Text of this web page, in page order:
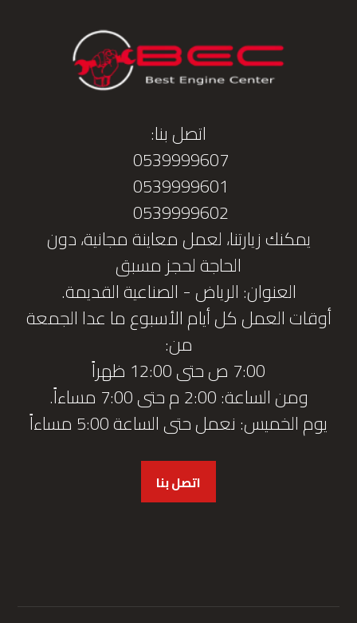
اتصل بنا:
0539999607
0539999601
0539999602
يمكنك زيارتنا، لعمل معاينة مجانية، دون
الحاجة لحجز مسبق
العنوان: الرياض - الصناعية القديمة.
أوقات العمل كل أيام الأسبوع ما عدا الجمعة
من:
7:00 ص حتى 12:00 ظهراً
ومن الساعة: 2:00 م حتى 7:00 مساءاً.
يوم الخميس: نعمل حتى الساعة 5:00 مساءاً
اتصل بنا